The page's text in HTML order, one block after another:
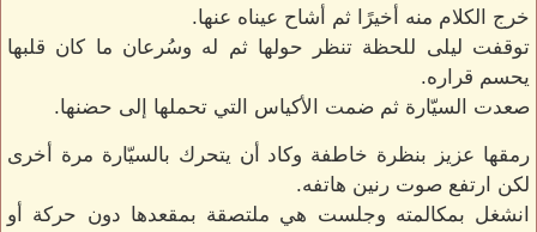
خرج الكلام منه أخيرًا ثم أشاح عيناه عنها.
توقفت ليلى للحظة تنظر حولها ثم له وسُرعان ما كان قلبها
يحسم قراره.
صعدت السيّارة ثم ضمت الأكياس التي تحملها إلى حضنها.
رمقها عزيز بنظرة خاطفة وكاد أن يتحرك بالسيّارة مرة أخرى
لكن ارتفع صوت رنين هاتفه.
انشغل بمكالمته وجلست هي ملتصقة بمقعدها دون حركة أو